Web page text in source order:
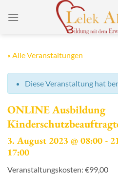
Inhalt
« Alle Veranstaltungen
Diese Veranstaltung hat
ONLINE Ausbildung
3. August 2023 @ 08:00 -
17:00
Veranstaltungskosten: €99,00